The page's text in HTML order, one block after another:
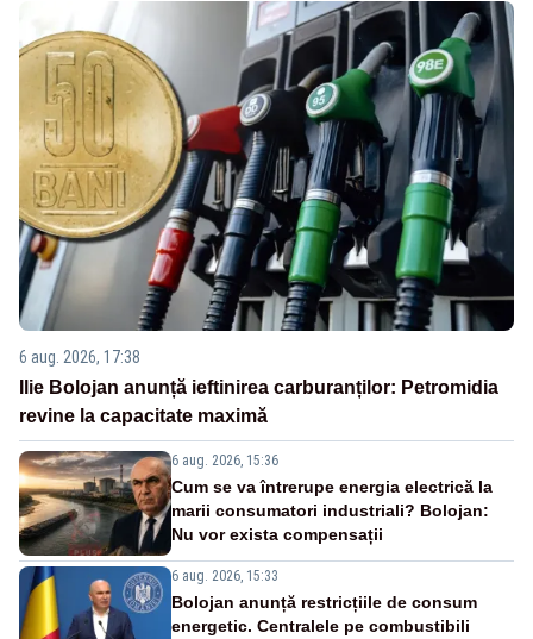
6 aug. 2026, 17:38
Ilie Bolojan anunță ieftinirea carburanților: Petromidia
revine la capacitate maximă
6 aug. 2026, 15:36
Cum se va întrerupe energia electrică la
marii consumatori industriali? Bolojan:
Nu vor exista compensații
6 aug. 2026, 15:33
Bolojan anunță restricțiile de consum
energetic. Centralele pe combustibili